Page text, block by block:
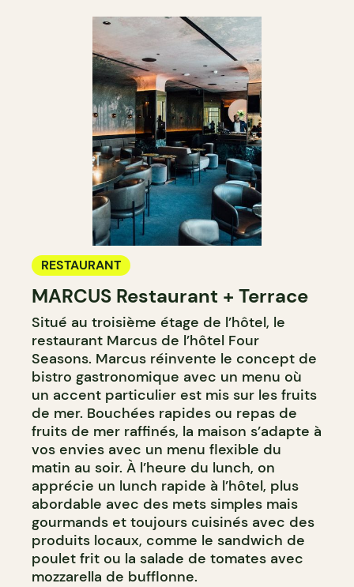
RESTAURANT
MARCUS Restaurant + Terrace
Situé au troisième étage de l’hôtel, le
restaurant Marcus de l’hôtel Four
Seasons. Marcus réinvente le concept de
bistro gastronomique avec un menu où
un accent particulier est mis sur les fruits
de mer. Bouchées rapides ou repas de
fruits de mer raffinés, la maison s’adapte à
vos envies avec un menu flexible du
matin au soir. À l’heure du lunch, on
apprécie un lunch rapide à l’hôtel, plus
abordable avec des mets simples mais
gourmands et toujours cuisinés avec des
produits locaux, comme le sandwich de
poulet frit ou la salade de tomates avec
mozzarella de bufflonne.